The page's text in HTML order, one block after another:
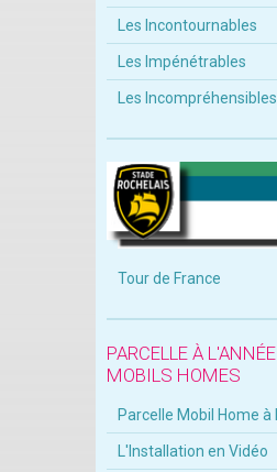
Les Incontournables
Les Impénétrables
Les Incompréhensibles
Tour de France
PARCELLE À
MOBILS HOMES
Parcelle Mobil Home à
L'Installation en Vidéo